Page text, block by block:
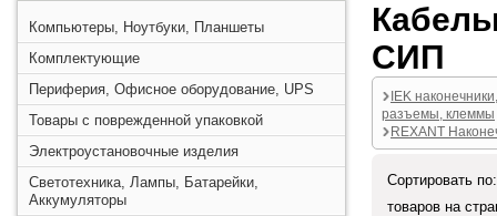
Компьютеры, Ноутбуки, Планшеты
Комплектующие
Периферия, Офисное оборудование, UPS
Товары с поврежденной упаковкой
Электроустановочные изделия
Светотехника, Лампы, Батарейки,
Аккумуляторы
СИП
IEK
разъемы, клеммы
REXANT
Сортировать
товаров на